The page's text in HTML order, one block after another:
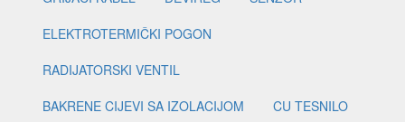
ELEKTROTERMIČKI POGON
RADIJATORSKI VENTIL
BAKRENE CIJEVI SA IZOLACIJOM
CU TESNILO